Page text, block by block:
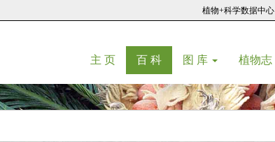
植物+科学数据中心
主 页(current)
百 科(current)
图 库 植物志